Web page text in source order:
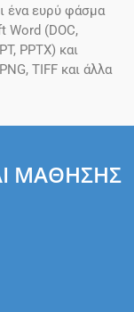
ένα ευρύ φάσμα
(DOC,
PPTX) και
TIFF και άλλα
ΜΆΘΗΣΗΣ